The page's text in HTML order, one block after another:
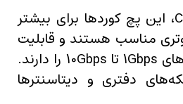
پچ کورد Cat6/Cat6A، این پچ کوردها برای بیشتر
مناسب هستند و قابلیت
انتقال داده با سرعت‌های 1Gbps تا 10Gbps را دارند.
دفتری و دیتاسنترها